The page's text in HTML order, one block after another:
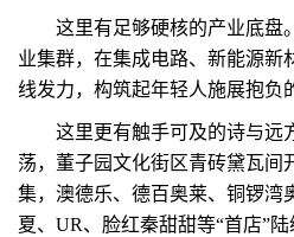
这里有足够硬核的产业底盘。
业集群，在集成电路、新能源新
线发力，构筑起年轻人施展抱负
这里更有触手可及的诗与远
荡，董子园文化街区青砖黛瓦间
集，澳德乐、德百奥莱、铜锣湾
夏、UR、脸红秦甜甜等“首店”